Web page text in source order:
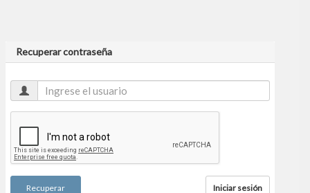
Recuperar contraseña